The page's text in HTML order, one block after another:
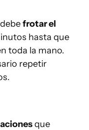
frotar el
hasta que
toda la mano.
repetir
que